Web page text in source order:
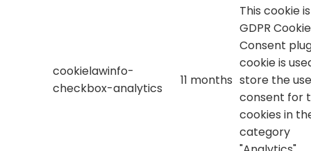
cookielawinfo-
checkbox-analytics
11 months
This cookie
GDPR Cookie
Consent
cookie is
store the
consent for
cookies in
category